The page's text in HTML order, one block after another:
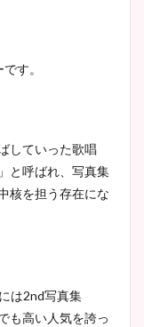
す。
していった歌唱
と呼ばれ、写真集
核を担う存在にな
は2nd写真集
も高い人気を誇っ